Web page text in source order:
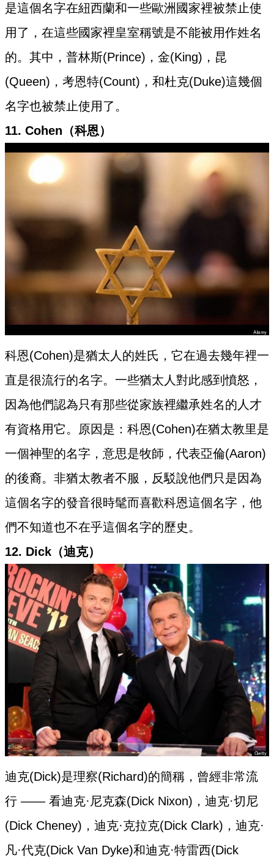
是這個名字在紐西蘭和一些歐洲國家裡被禁止使
用了，在這些國家裡皇室稱號是不能被用作姓名
的。其中，普林斯(Prince)，金(King)，昆
(Queen)，考恩特(Count)，和杜克(Duke)這幾個
名字也被禁止使用了。
11. Cohen（科恩）
科恩(Cohen)是猶太人的姓氏，它在過去幾年裡一
直是很流行的名字。一些猶太人對此感到憤怒，
因為他們認為只有那些從家族裡繼承姓名的人才
有資格用它。原因是：科恩(Cohen)在猶太教里是
一個神聖的名字，意思是牧師，代表亞倫(Aaron)
的後裔。非猶太教者不服，反駁說他們只是因為
這個名字的發音很時髦而喜歡科恩這個名字，他
們不知道也不在乎這個名字的歷史。
12. Dick（迪克）
迪克(Dick)是理察(Richard)的簡稱，曾經非常流
行 —— 看迪克·尼克森(Dick Nixon)，迪克·切尼
(Dick Cheney)，迪克·克拉克(Dick Clark)，迪克·
凡·代克(Dick Van Dyke)和迪克·特雷西(Dick